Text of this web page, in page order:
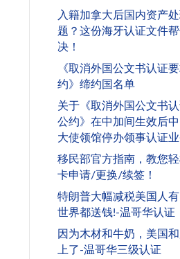
入籍加拿大后国内资产
题？这份海牙认证文件
决！
《取消外国公文书认证
约》缔约国名单
关于《取消外国公文书
公约》在中加间生效后
大使领馆停办领事认证
移民部官方指南，教您
卡申请/更换/续签！
特朗普大幅减税美国人
世界都送钱!-温哥华认证
因为木材和牛奶，美国
上了-温哥华三级认证